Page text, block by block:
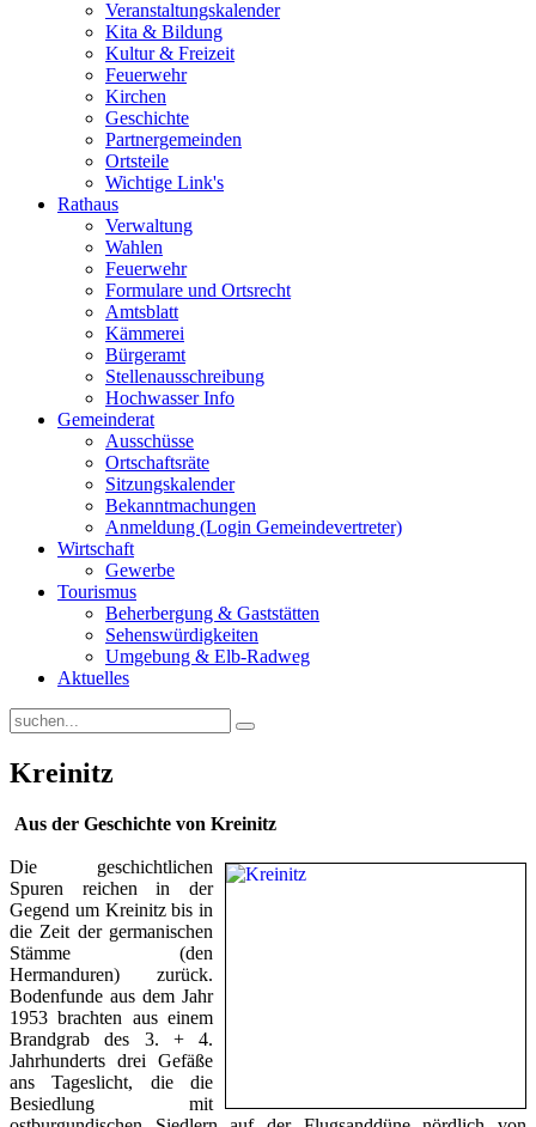
Veranstaltungskalender
Kita & Bildung
Kultur & Freizeit
Feuerwehr
Kirchen
Geschichte
Partnergemeinden
Ortsteile
Wichtige Link's
Rathaus
Verwaltung
Wahlen
Feuerwehr
Formulare und Ortsrecht
Amtsblatt
Kämmerei
Bürgeramt
Stellenausschreibung
Hochwasser Info
Gemeinderat
Ausschüsse
Ortschaftsräte
Sitzungskalender
Bekanntmachungen
Anmeldung (Login Gemeindevertreter)
Wirtschaft
Gewerbe
Tourismus
Beherbergung & Gaststätten
Sehenswürdigkeiten
Umgebung & Elb-Radweg
Aktuelles
Kreinitz
Aus der Geschichte von Kreinitz
Die geschichtlichen
Spuren reichen in der
Gegend um Kreinitz bis in
die Zeit der germanischen
Stämme (den
Hermanduren) zurück.
Bodenfunde aus dem Jahr
1953 brachten aus einem
Brandgrab des 3. + 4.
Jahrhunderts drei Gefäße
ans Tageslicht, die die
Besiedlung mit